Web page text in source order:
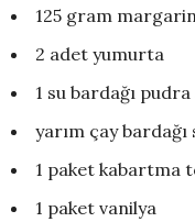
125 gram margarin
2 adet yumurta
1 su bardağı
yarım çay bardağı
1 paket kabartma
1 paket vanilya